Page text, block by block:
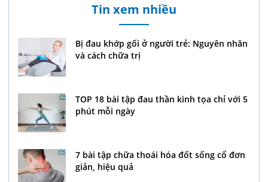
Tin xem nhiều
Bị đau khớp gối ở người trẻ: Nguyên nhân
và cách chữa trị
TOP 18 bài tập đau thần kinh tọa chỉ với 5
phút mỗi ngày
7 bài tập chữa thoái hóa đốt sống cổ đơn
giản, hiệu quả